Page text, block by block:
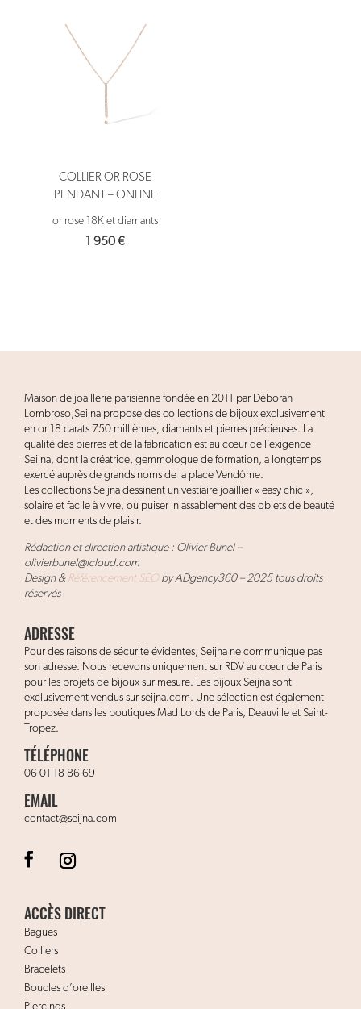
COLLIER OR ROSE
PENDANT – ONLINE
or rose 18K et diamants
1 950€
Maison de joaillerie parisienne fondée en 2011 par Déborah
Lombroso,Seijna propose des collections de bijoux exclusivement
en or 18 carats 750 millièmes, diamants et pierres précieuses. La
qualité des pierres et de la fabrication est au cœur de l’exigence
Seijna, dont la créatrice, gemmologue de formation, a longtemps
exercé auprès de grands noms de la place Vendôme.
Les collections Seijna dessinent un vestiaire joaillier « easy chic »,
solaire et facile à vivre, où puiser inlassablement des objets de beauté
et des moments de plaisir.
Rédaction et direction artistique : Olivier Bunel –
olivierbunel@icloud.com
Design & Référencement SEOby ADgency360 – 2025 tous droits
réservés
ADRESSE
Pour des raisons de sécurité évidentes, Seijna ne communique pas
son adresse. Nous recevons uniquement sur RDV au cœur de Paris
pour les projets de bijoux sur mesure. Les bijoux Seijna sont
exclusivement vendus sur seijna.com. Une sélection est également
proposée dans les boutiques Mad Lords de Paris, Deauville et Saint-
Tropez.
TÉLÉPHONE
06 01 18 86 69
EMAIL
contact@seijna.com
ACCÈS DIRECT
Bagues
Colliers
Bracelets
Boucles d’oreilles
Piercings